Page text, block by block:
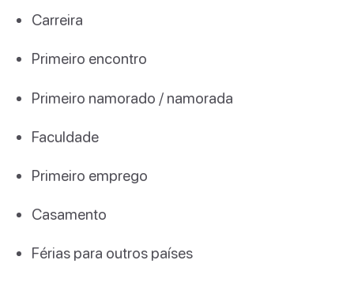
Carreira
Primeiro encontro
Primeiro namorado / namorada
Faculdade
Primeiro emprego
Casamento
Férias para outros países